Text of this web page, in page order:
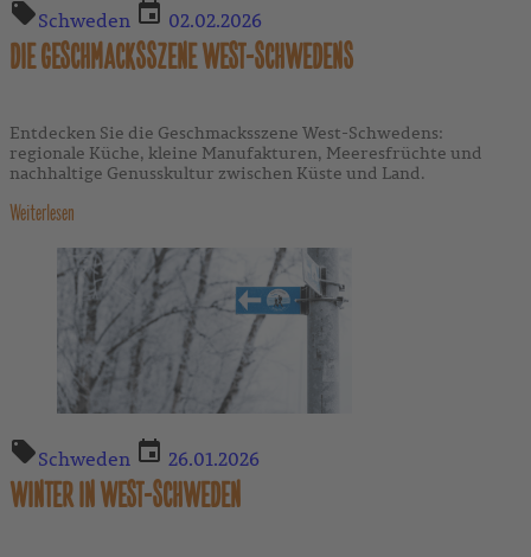
Schweden 02.02.2026
DIE GESCHMACKSSZENE WEST-SCHWEDENS
Entdecken Sie die Geschmacksszene West-Schwedens:
regionale Küche, kleine Manufakturen, Meeresfrüchte und
nachhaltige Genusskultur zwischen Küste und Land.
Weiterlesen
Schweden 26.01.2026
WINTER IN WEST-SCHWEDEN